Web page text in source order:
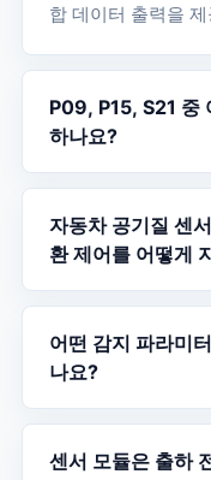
합 데이터 출력을
P09, P15, S21 중
하나요?
자동차 공기질 센
환 제어를 어떻게
어떤 감지 파라미
나요?
센서 모듈은 출하